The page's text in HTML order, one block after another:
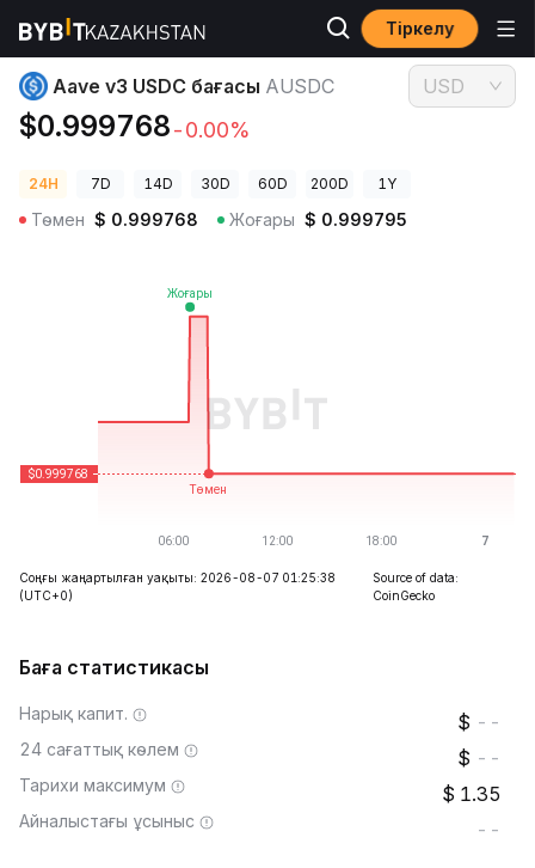
Тіркелу
Криптовалюта бағалары Aave v3 USDC бағасы AUSDC
Aave v3 USDC бағасы AUSDC
$0.999768-0.00%
USD
24H 7D 14D 30D 60D 200D 1Y
Төмен $ 0.999768 Жоғары $ 0.999795
Соңғы жаңартылған уақыты: 2026-08-07 01:25:38
(UTC+0)
Source of data:
CoinGecko
Баға статистикасы
Нарық капит. --
24 сағаттық көлем --
Тарихи максимум 1.35
Айналыстағы ұсыныс --